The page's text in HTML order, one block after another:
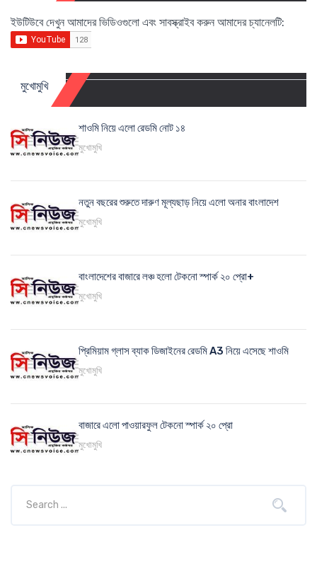
ইউটিউবে দেখুন আমাদের ভিডিওগুলো এবং সাবস্ক্রাইব করুন আমাদের চ্যানেলটি:
মুখোমুখি
শাওমি নিয়ে এলো রেডমি নোট ১৪
মুখোমুখি
নতুন বছরের শুরুতে দারুণ মূল্যছাড় নিয়ে এলো অনার বাংলাদেশ
মুখোমুখি
বাংলাদেশের বাজারে লঞ্চ হলো টেকনো স্পার্ক ২০ প্রো+
মুখোমুখি
প্রিমিয়াম গ্লাস ব্যাক ডিজাইনের রেডমি A3 নিয়ে এসেছে শাওমি
মুখোমুখি
বাজারে এলো পাওয়ারফুল টেকনো স্পার্ক ২০ প্রো
মুখোমুখি